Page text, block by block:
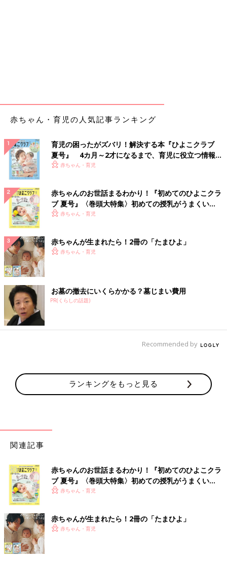
赤ちゃん・育児の人気記事ランキング
育児の困ったがズバリ！解決する本『ひよこクラブ
夏号』 4カ月～2才になるまで、育児に役立つ情報が
いっぱい！
赤ちゃん・育児
赤ちゃんのお世話まるわかり！『初めてのひよこクラ
ブ 夏号』〈巻頭大特集〉初めての授乳がうまくい
く！ おっぱい・ミルクの基本と夏のトラブル 解決テ
赤ちゃん・育児
赤ちゃんが生まれたら！2冊の「たまひよ」
赤ちゃん・育児
お墓の撤去にいくらかかる？墓じまい費用
PR(くらしの話題)
Recommended by
ランキングをもっと見る
関連記事
赤ちゃんのお世話まるわかり！『初めてのひよこクラ
ブ 夏号』〈巻頭大特集〉初めての授乳がうまくい
く！ おっぱい・ミルクの基本と夏のトラブル 解決テ
赤ちゃん・育児
赤ちゃんが生まれたら！2冊の「たまひよ」
赤ちゃん・育児